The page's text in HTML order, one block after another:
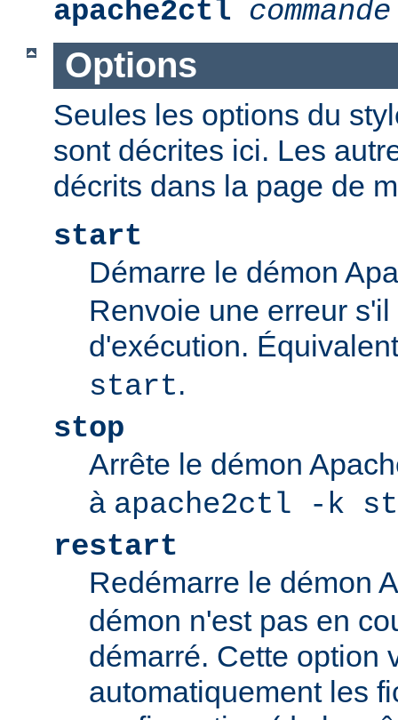
apache2ctl commande
Options
Seules les options du
sont décrites ici. Les
décrits dans la page de
start
Démarre le démon
Renvoie une erreur
d'exécution.
start.
stop
Arrête le démon
à apache2ctl -k
restart
Redémarre le démon
démon n'est pas en
démarré. Cette option
automatiquement les